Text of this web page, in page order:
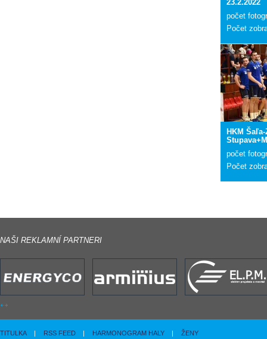
23.2.2022
počet
Počet
HKM Šaľa-
počet
Počet
NAŠI REKLAMNÍ PARTNERI
TITULKA | RSS FEED | HARMONOGRAM HALY | ŽENY